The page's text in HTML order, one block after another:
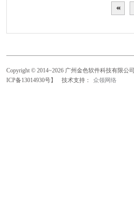
Copyright © 2014~2026 广州金色软件科技有限公
ICP备13014930号】
技术支持： 众领网络